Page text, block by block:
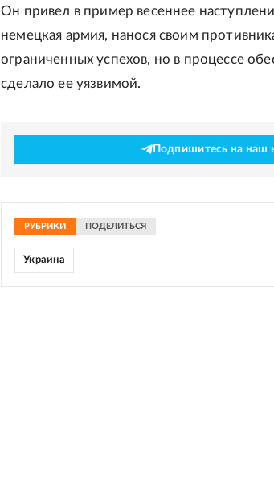
Он привел в пример весеннее
немецкая армия, нанося своим
ограниченных успехов, но в процессе
сделало ее уязвимой.
Подпишитесь на наш
РУБРИКИ ПОДЕЛИТЬСЯ
Украина